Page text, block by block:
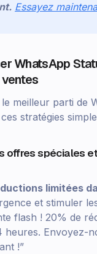
Essayez
WhatsApp
meilleur parti de
stratégies
offres spéciales
limitées
et stimuler
flash ! 20% de
heures. Envoyez-
!”